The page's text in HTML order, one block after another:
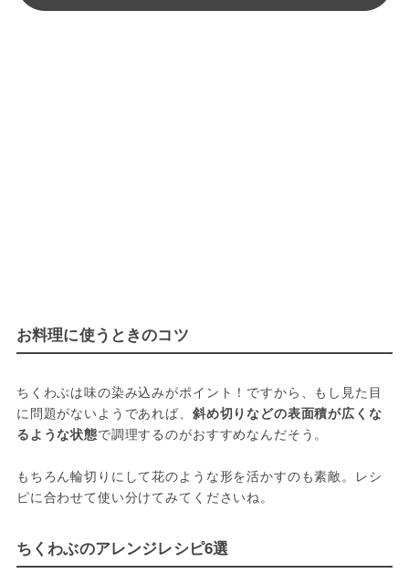
お料理に使うときのコツ
ちくわぶは味の染み込みがポイント！ですから、もし見た目
に問題がないようであれば、 斜め切りなどの表面積が広くな
るような状態で調理するのがおすすめなんだそう。
もちろん輪切りにして花のような形を活かすのも素敵。レシ
ピに合わせて使い分けてみてくださいね。
ちくわぶのアレンジレシピ6選